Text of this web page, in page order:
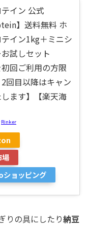
イン 公式
】送料無料 ホ
イン1kg＋ミニシ
お試しセット
初回ご利用の方限
回目以降はキャン
ます】【楽天海
Rinker
場
ョッピング
りの具にしたり納豆